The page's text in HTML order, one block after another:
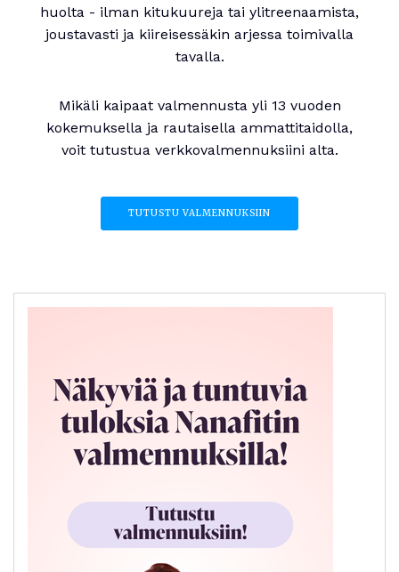
huolta - ilman kitukuureja tai ylitreenaamista,
joustavasti ja kiireisessäkin arjessa toimivalla
tavalla.
Mikäli kaipaat valmennusta yli 13 vuoden
kokemuksella ja rautaisella ammattitaidolla,
voit tutustua verkkovalmennuksiini alta.
TUTUSTU VALMENNUKSIIN